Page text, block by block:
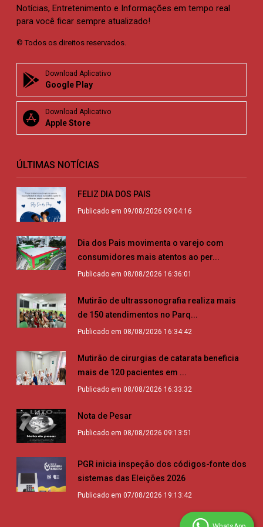
Notícias, Entretenimento e Informações em tempo real
para você ficar sempre atualizado!
© Todos os direitos reservados.
Download Aplicativo
Google Play
Download Aplicativo
Apple Store
ÚLTIMAS NOTÍCIAS
FELIZ DIA DOS PAIS
Publicado em 09/08/2026 09:04:16
Dia dos Pais movimenta o varejo com
consumidores mais atentos ao per...
Publicado em 08/08/2026 16:36:01
Mutirão de ultrassonografia realiza mais
de 150 atendimentos no Parq...
Publicado em 08/08/2026 16:34:42
Mutirão de cirurgias de catarata beneficia
mais de 120 pacientes em ...
Publicado em 08/08/2026 16:33:32
Nota de Pesar
Publicado em 08/08/2026 09:13:51
PGR inicia inspeção dos códigos-fonte dos
sistemas das Eleições 2026
Publicado em 07/08/2026 19:13:42